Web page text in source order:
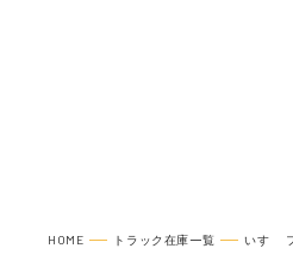
HOME トラック在庫一覧 いすゞ